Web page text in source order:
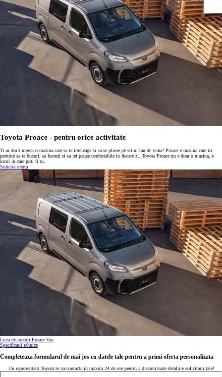
Toyota Proace - pentru orice activitate
Ti-ai dorit mereu o masina care sa te inteleaga si sa se plieze pe stilul tau de viata? Proace e masina care iti
permite sa te bucuri, sa lucrezi si sa iei pauze confortabile in fiecare zi. Toyota Proace nu e doar o masina, e
locul in care poti fi tu.
Solicita oferta
Lista de preturi Proace Van
Specificatii tehnice
Completeaza formularul de mai jos cu datele tale pentru a primi oferta personalizata
Un reprezentant Toyota te va contacta in maxim 24 de ore pentru a discuta toate detaliile solicitarii tale!